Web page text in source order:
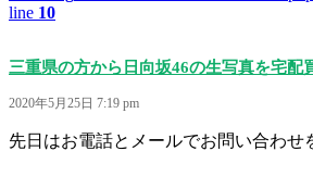
line 10
三重県の方から日向坂46の生写真を宅配
2020年5月25日 7:19 pm
先日はお電話とメールでお問い合わ